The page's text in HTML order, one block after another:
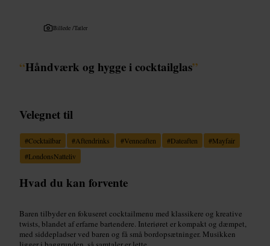
Billede /Tatler
“Håndværk og hygge i cocktailglas”
Velegnet til
#Cocktailbar #Aftendrinks #Venneaften #Dateaften #Mayfair
#LondonsNatteliv
Hvad du kan forvente
Baren tilbyder en fokuseret cocktailmenu med klassikere og kreative
twists, blandet af erfarne bartendere. Interiøret er kompakt og dæmpet,
med siddepladser ved baren og få små bordopsætninger. Musikken